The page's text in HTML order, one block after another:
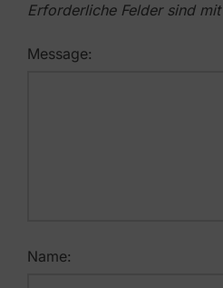
Erforderliche Felder sind mit
Message:
Name: